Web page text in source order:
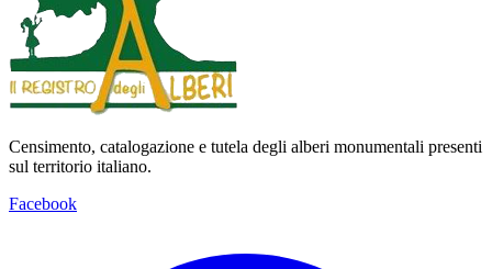
Censimento, catalogazione e tutela degli alberi monumentali presenti
sul territorio italiano.
Facebook